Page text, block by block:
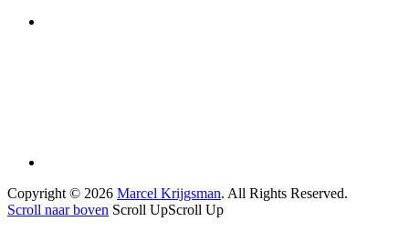
Copyright © 2026 Marcel Krijgsman. All Rights Reserved.
Scroll naar boven Scroll UpScroll Up